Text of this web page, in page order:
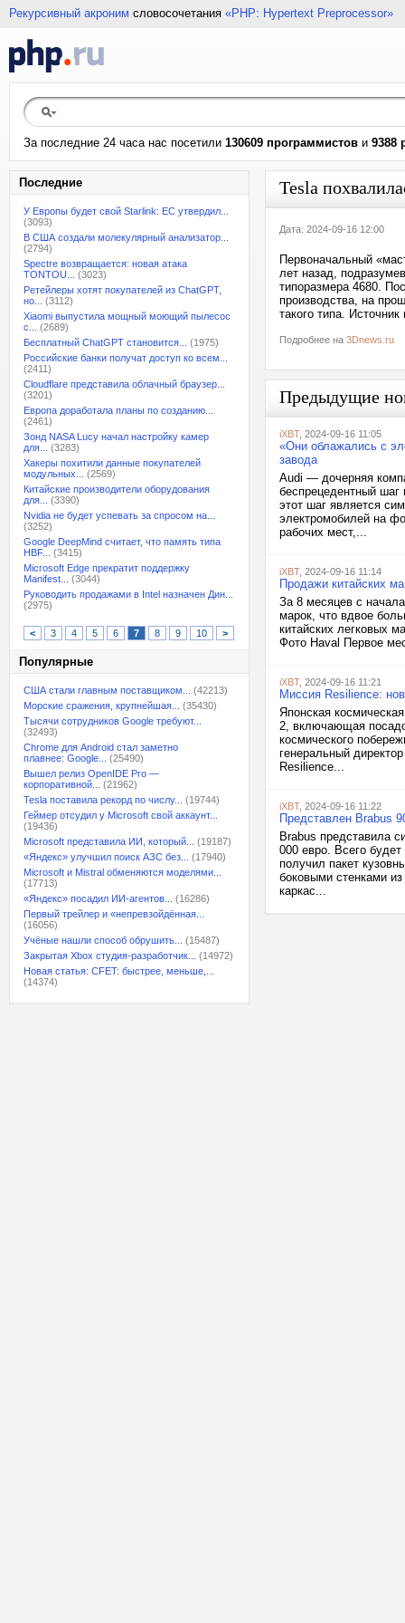
Рекурсивный акроним словосочетания «PHP: Hypertext Preprocessor»
За последние 24 часа нас посетили 130609 программистов и 9388
Последние
У Европы будет свой Starlink: ЕС утвердил...
(3093)
В США создали молекулярный анализатор...
(2794)
Spectre возвращается: новая атака
TONTOU...
(3023)
Ретейлеры хотят покупателей из ChatGPT,
но...
(3112)
Xiaomi выпустила мощный моющий пылесос
с...
(2689)
Бесплатный ChatGPT становится...
(1975)
Российские банки получат доступ ко всем...
(2411)
Cloudflare представила облачный браузер...
(3201)
Европа доработала планы по созданию...
(2461)
Зонд NASA Lucy начал настройку камер
для...
(3283)
Хакеры похитили данные покупателей
модульных...
(2569)
Китайские производители оборудования
для...
(3390)
Nvidia не будет успевать за спросом на...
(3252)
Google DeepMind считает, что память типа
HBF...
(3415)
Microsoft Edge прекратит поддержку
Manifest...
(3044)
Руководить продажами в Intel назначен Дин...
(2975)
< 3 4 5 6 7 8 9 10 >
Популярные
США стали главным поставщиком...
(42213)
Морские сражения, крупнейшая...
(35430)
Тысячи сотрудников Google требуют...
(32493)
Chrome для Android стал заметно
плавнее: Google...
(25490)
Вышел релиз OpenIDE Pro —
корпоративной...
(21962)
Tesla поставила рекорд по числу...
(19744)
Геймер отсудил у Microsoft свой аккаунт...
(19436)
Microsoft представила ИИ, который...
(19187)
«Яндекс» улучшил поиск АЗС без...
(17940)
Microsoft и Mistral обменяются моделями...
(17713)
«Яндекс» посадил ИИ-агентов...
(16286)
Первый трейлер и «непревзойдённая...
(16056)
Учёные нашли способ обрушить...
(15487)
Закрытая Xbox студия-разработчик...
(14972)
Новая статья: CFET: быстрее, меньше,...
(14374)
Tesla
Дата: 2024-09-16 12:00
Первоначальный
лет назад,
типоразмера 4680.
производства, на
такого типа.
Подробнее на 3Dnews.ru
Предыдущие
iXBT, 2024-09-16 11:05
«Они облажались с
завода
Audi — дочерняя
беспрецедентный шаг
этот шаг является
электромобилей на
рабочих мест,...
iXBT, 2024-09-16 11:14
Продажи китайских
За 8 месяцев с
марок, что вдвое
китайских легковых
Фото Haval Первое
iXBT, 2024-09-16 11:21
Миссия Resilience:
Японская
2, включающая
космического
генеральный
Resilience...
iXBT, 2024-09-16 11:22
Представлен Brabus
Brabus представила
000 евро. Всего
получил пакет
боковыми стенками
каркас...